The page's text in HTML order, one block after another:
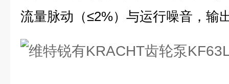
流量脉动（≤2%）与运行噪音，输